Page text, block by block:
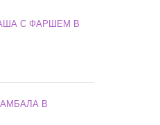
С ФАРШЕМ В
В